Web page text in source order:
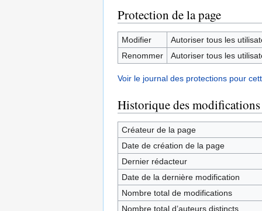
Protection de la page
Modifier
Autoriser tous les
Renommer
Autoriser tous les
Voir le journal des protections pour
Historique des modifications
Créateur de la page
Date de création de la page
Dernier rédacteur
Date de la dernière modification
Nombre total de modifications
Nombre total d’auteurs distincts